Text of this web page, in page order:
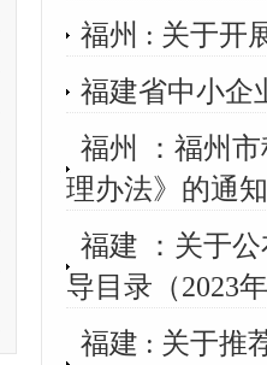
福州 : 关于开
福建省中小企
福州 ：福州
理办法》的通知
福建 ：关于
导目录（2023
福建 : 关于推